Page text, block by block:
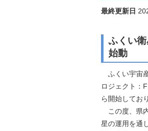
交通・道路
河川・砂防・
最終更新日
ふくい
始動
ふくい宇宙
ロジェクト：
ら開始してお
この度、県
星の運用を通